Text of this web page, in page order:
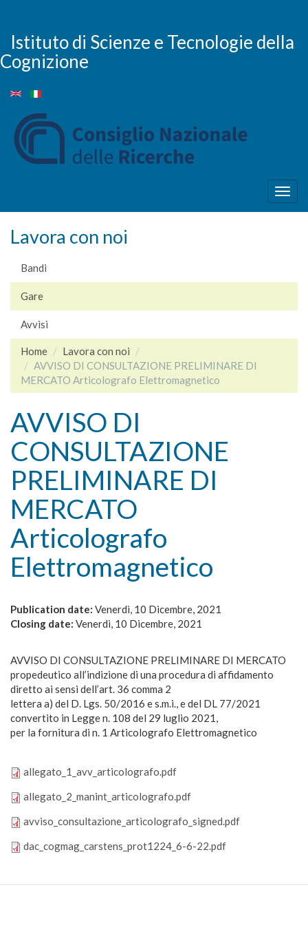
contenuto
principale
Istituto di Scienze e Tecnologie della
Cognizione
Lavora con noi
Bandi
Gare
Avvisi
Home
Lavora con noi
AVVISO DI CONSULTAZIONE PRELIMINARE DI
MERCATO Articolografo Elettromagnetico
AVVISO DI
CONSULTAZIONE
PRELIMINARE DI
MERCATO
Articolografo
Elettromagnetico
Publication date: Venerdì, 10 Dicembre, 2021
Closing date: Venerdì, 10 Dicembre, 2021
AVVISO DI CONSULTAZIONE PRELIMINARE DI MERCATO
propedeutico all’indizione di una procedura di affidamento
diretto ai sensi dell’art. 36 comma 2
lettera a) del D. Lgs. 50/2016 e s.m.i., e del DL 77/2021
convertito in Legge n. 108 del 29 luglio 2021,
per la fornitura di n. 1 Articolografo Elettromagnetico
allegato_1_avv_articolografo.pdf
allegato_1_avv_articolografo.pdf
allegato_2_manint_articolografo.pdf
allegato_2_manint_articolografo.pdf
avviso_consultazione_articolografo_signed.pdf
dac_cogmag_carstens_prot1224_6-
22.pdf
dac_cogmag_carstens_prot1224_6-6-22.pdf